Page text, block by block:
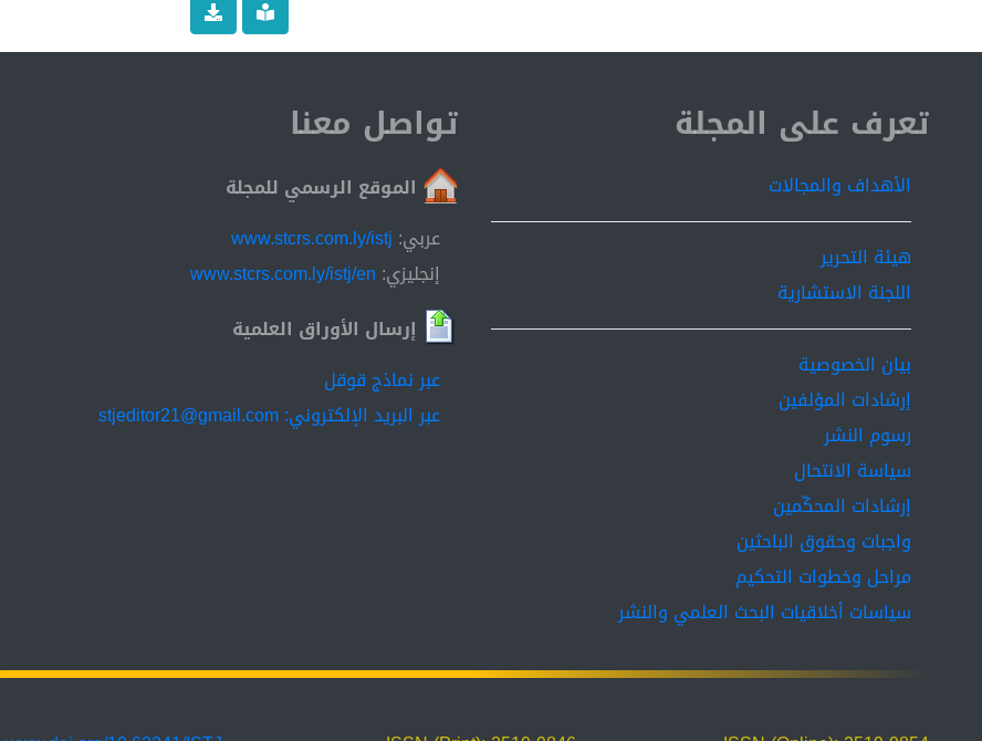
ISSN 2519-9854
تعرف على المجلة
الأهداف والمجالات
هيئة التحرير
اللجنة الاستشارية
بيان الخصوصية
إرشادات المؤلفين
رسوم النشر
سياسة الانتحال
إرشادات المحكّمين
واجبات وحقوق الباحثين
مراحل وخطوات التحكيم
سياسات أخلاقيات البحث العلمي والنشر
تواصل معنا
الموقع الرسمي للمجلة
عربي: www.stcrs.com.ly/istj
إنجليزي: www.stcrs.com.ly/istj/en
إرسال الأوراق العلمية
عبر نماذج قوقل
عبر البريد الإلكتروني: stjeditor21@gmail.com